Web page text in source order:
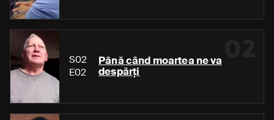
S02
E02
Până când moartea ne va
despărți